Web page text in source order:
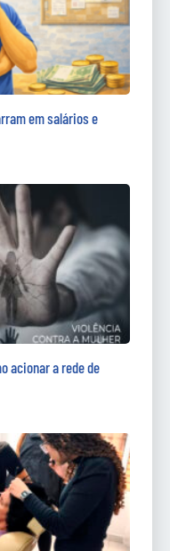
em salários e
acionar a rede de